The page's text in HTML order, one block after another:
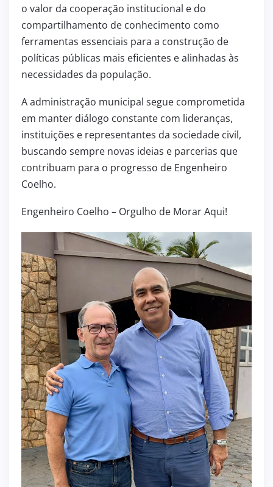
o valor da cooperação institucional e do
compartilhamento de conhecimento como
ferramentas essenciais para a construção de
políticas públicas mais eficientes e alinhadas às
necessidades da população.
A administração municipal segue comprometida
em manter diálogo constante com lideranças,
instituições e representantes da sociedade civil,
buscando sempre novas ideias e parcerias que
contribuam para o progresso de Engenheiro
Coelho.
Engenheiro Coelho – Orgulho de Morar Aqui!